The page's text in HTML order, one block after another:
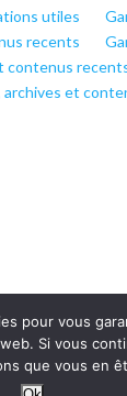
utiles
recents
contenus
archives et
pour vous
Si vous
que vous en